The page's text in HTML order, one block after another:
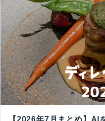
【2026年7月まとめ】AI